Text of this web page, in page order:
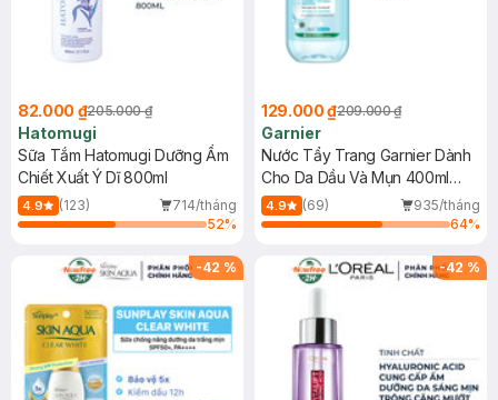
82.000 ₫205.000 ₫
Hatomugi
Sữa Tắm Hatomugi Dưỡng Ẩm
Chiết Xuất Ý Dĩ 800ml
4.9 (123)
714/tháng
52%
129.000 ₫209.000 ₫
Garnier
Nước Tẩy Trang Garnier Dành
Cho Da Dầu Và Mụn 400ml
(Mới)
4.9 (69)
935/tháng
64%
-42 % -42 %